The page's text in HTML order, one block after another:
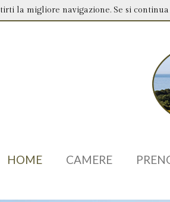
HOME CAMERE
la migliore navigazione. Se si